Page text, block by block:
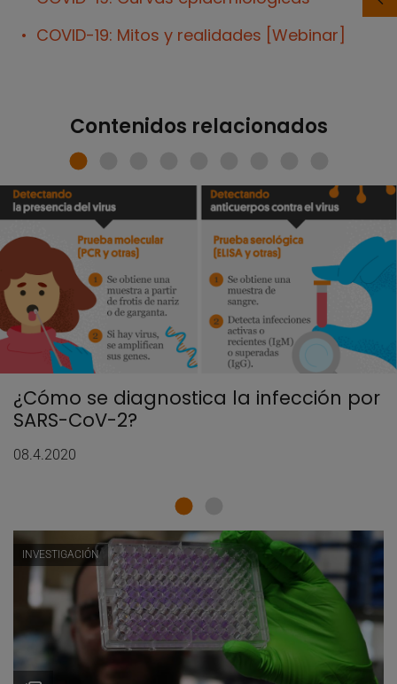
COVID-19: Mitos y realidades [Webinar]
Contenidos relacionados
¿Cómo se diagnostica la infección por
SARS-CoV-2?
08.4.2020
INVESTIGACIÓN